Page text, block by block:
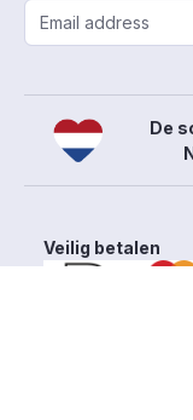
De
Veilig betalen